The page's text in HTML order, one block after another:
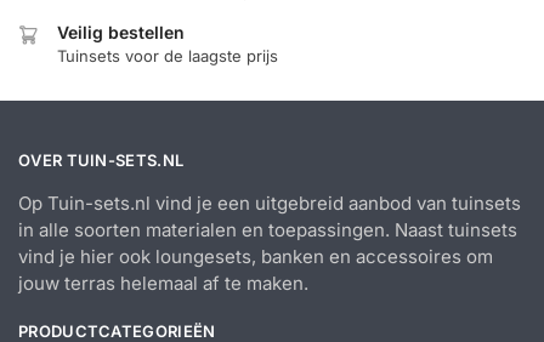
Veilig bestellen
Tuinsets voor de laagste prijs
OVER TUIN-SETS.NL
Op Tuin-sets.nl vind je een uitgebreid aanbod van tuinsets
in alle soorten materialen en toepassingen. Naast tuinsets
vind je hier ook loungesets, banken en accessoires om
jouw terras helemaal af te maken.
PRODUCTCATEGORIEËN